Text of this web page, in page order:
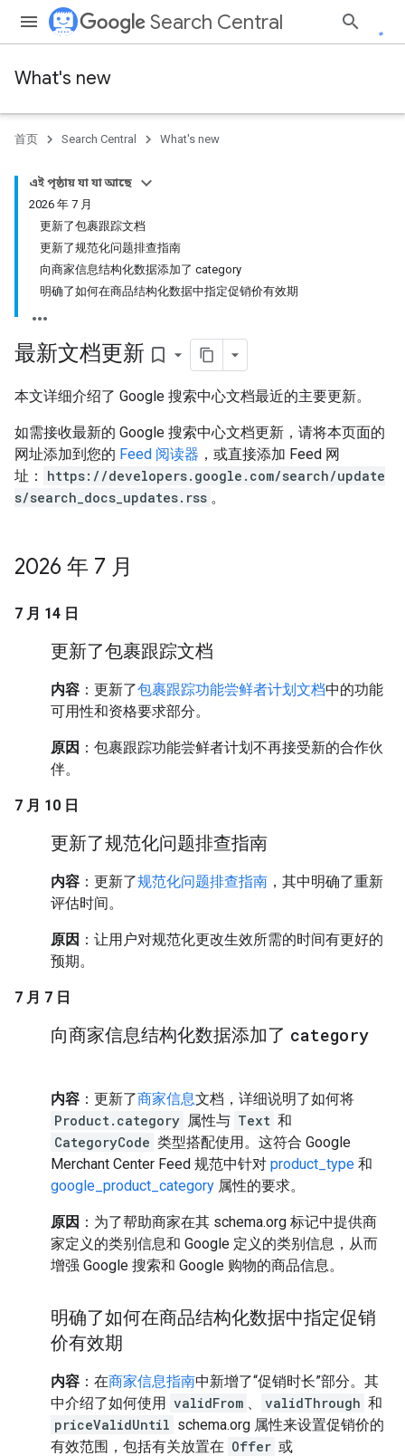
Search Central
What's new
首页 Search Central What's new
এই পৃষ্ঠায় যা যা আছে
2026 年 7 月
更新了包裹跟踪文档
更新了规范化问题排查指南
向商家信息结构化数据添加了 category
明确了如何在商品结构化数据中指定促销价有效期
最新文档更新 bookmark_border
本文详细介绍了 Google 搜索中心文档最近的主要更新。
如需接收最新的 Google 搜索中心文档更新，请将本页面的
网址添加到您的 Feed 阅读器 ，或直接添加 Feed 网
址：
https://developers.google.com/search/update
s/search_docs_updates.rss 。
2026 年 7 月
7 月 14 日
更新了包裹跟踪文档
内容 ：更新了包裹跟踪功能尝鲜者计划文档中的功能
可用性和资格要求部分。
原因 ：包裹跟踪功能尝鲜者计划不再接受新的合作伙
伴。
7 月 10 日
更新了规范化问题排查指南
内容 ：更新了规范化问题排查指南 ，其中明确了重新
评估时间。
原因 ：让用户对规范化更改生效所需的时间有更好的
预期。
7 月 7 日
向商家信息结构化数据添加了 category
内容 ：更新了商家信息文档，详细说明了如何将
Product.category 属性与 Text 和
CategoryCode 类型搭配使用。这符合 Google
Merchant Center Feed 规范中针对 product_type 和
google_product_category 属性的要求。
原因 ：为了帮助商家在其 schema.org 标记中提供商
家定义的类别信息和 Google 定义的类别信息，从而
增强 Google 搜索和 Google 购物的商品信息。
明确了如何在商品结构化数据中指定促销
价有效期
内容 ：在商家信息指南中新增了“促销时长”部分。其
中介绍了如何使用 validFrom 、 validThrough 和
priceValidUntil schema.org 属性来设置促销价的
有效范围，包括有关放置在 Offer 或